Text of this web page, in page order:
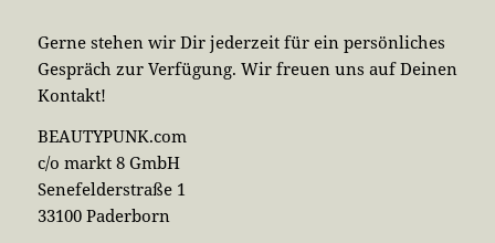
Gerne stehen wir Dir jederzeit für ein persönliches
Gespräch zur Verfügung. Wir freuen uns auf Deinen
Kontakt!
BEAUTYPUNK.com
c/o markt 8 GmbH
Senefelderstraße 1
33100 Paderborn